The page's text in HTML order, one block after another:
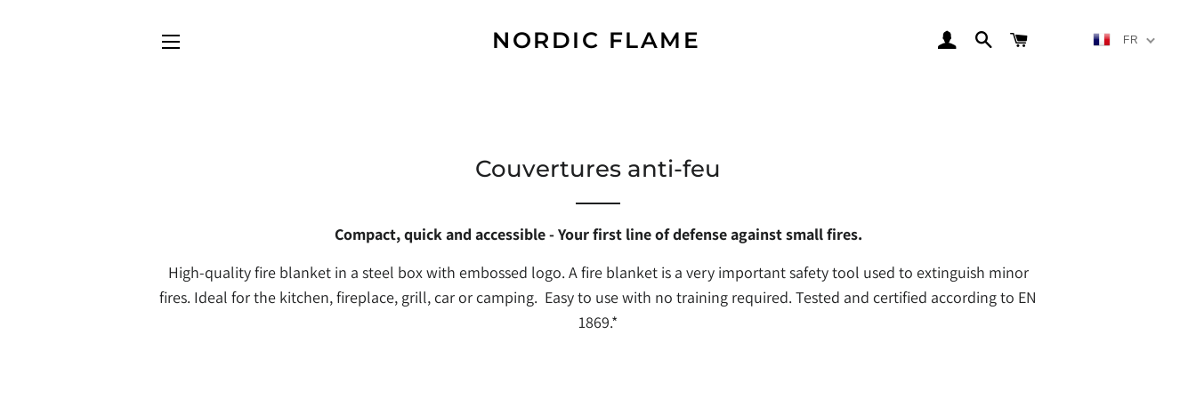
NORDIC FLAME CONNEXION
CHERCHERCHARIOT
Couvertures anti-feu
Compact, quick and accessible -Your first line of defense against small fires.
High-quality fire blanket in a steel box with embossed logo. A fire blanket is a very important safety tool used to extinguish minor
fires. Ideal for the kitchen, fireplace, grill, car or camping. Easy to use with no training required. Tested and certified according to EN
1869.*
FR